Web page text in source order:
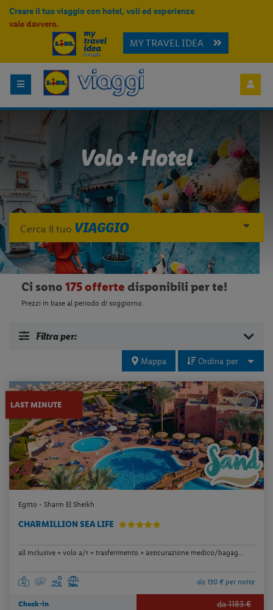
Creare il tuo viaggio con hotel, voli ed esperienze
vale davvero.
MY TRAVEL IDEA
Volo + Hotel
Cerca il tuo VIAGGIO
Ci sono175 offerte disponibili per te!
Prezzi in base al periodo di soggiorno.
Filtra per:
Mappa Ordina per
LAST MINUTE
Egitto - Sharm El Sheikh
CHARMILLION SEA LIFE
all inclusive + volo a/r + trasferimento + assicurazione medico/bagag...
da 130 € per notte
Check-in da 1183 €